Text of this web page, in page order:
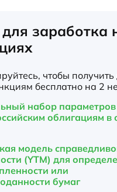
заработка
чтобы получить
бесплатно на 2
набор
облигациям в
модель
(YTM) для
или
бумаг